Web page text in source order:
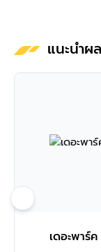
แนะนำผ
เดอะพาร์